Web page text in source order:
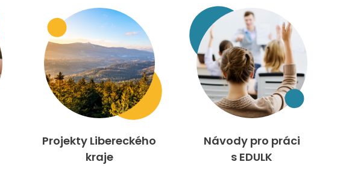
Projekty Libereckého
kraje
Návody pro práci
s EDULK